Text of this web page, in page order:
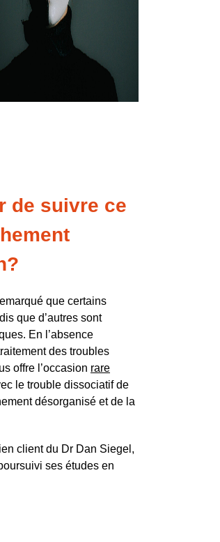
client du Dr Dan Siegel,
ses études en
que certains
que d’autres sont
En l’absence
des troubles
offre l’occasion rare
le trouble dissociatif de
désorganisé et de la
de suivre ce